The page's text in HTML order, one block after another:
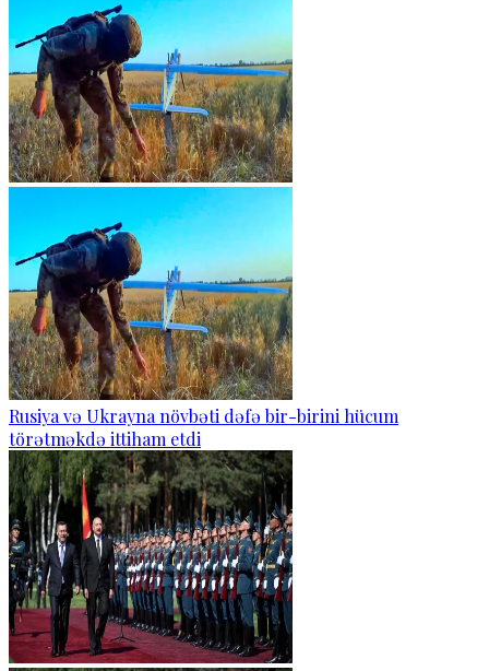
Rusiya və Ukrayna növbəti dəfə bir-birini hücum
törətməkdə ittiham etdi